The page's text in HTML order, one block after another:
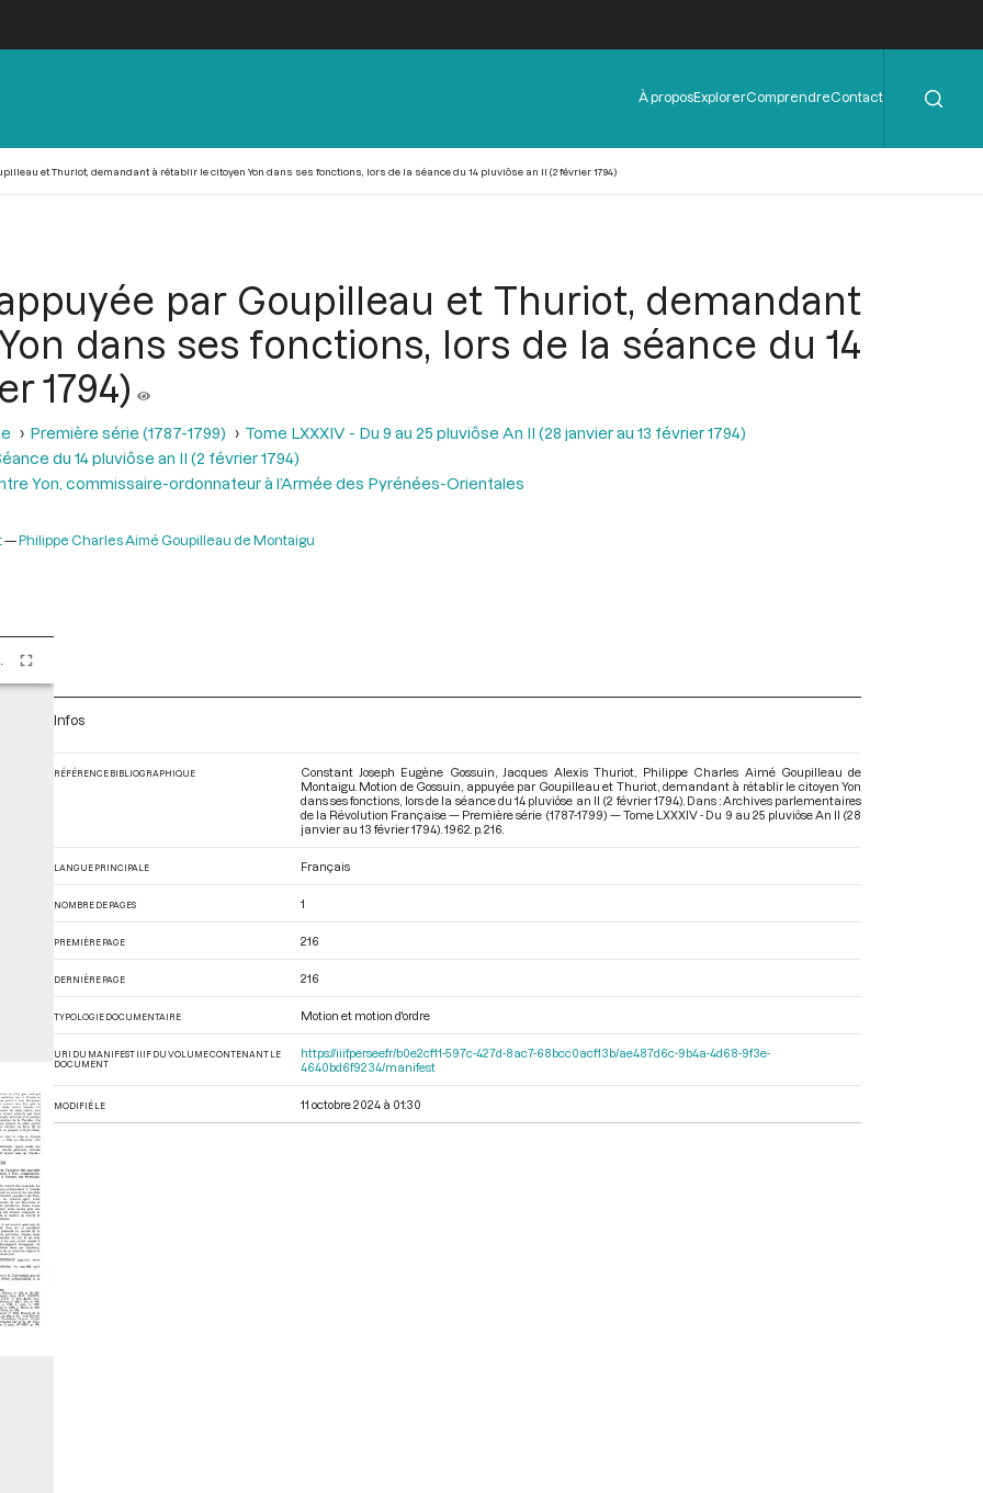
Menu
de
À proposExplorerComprendreContact
et Thuriot, demandant à rétablir le citoyen Yon dans ses fonctions, lors de la séance du 14 pluviôse an II (2 février 1794)
par Goupilleau et Thuriot, demandant
dans ses fonctions, lors de la séance du 14
1794)
Première série (1787-1799)
Tome LXXXIV - Du 9 au 25 pluviôse An II (28 janvier au 13 février 1794)
du 14 pluviôse an II (2 février 1794)
Yon, commissaire-ordonnateur à l’Armée des Pyrénées-Orientales
Philippe Charles Aimé Goupilleau de Montaigu
Infos
RÉFÉRENCE BIBLIOGRAPHIQUE
Constant Joseph Eugène Gossuin, Jacques Alexis Thuriot, Philippe Charles Aimé Goupilleau de
Montaigu. Motion de Gossuin, appuyée par Goupilleau et Thuriot, demandant à rétablir le citoyen Yon
dans ses fonctions, lors de la séance du 14 pluviôse an II (2 février 1794). Dans : Archives parlementaires
de la Révolution Française — Première série (1787-1799) — Tome LXXXIV - Du 9 au 25 pluviôse An II (28
janvier au 13 février 1794) . 1962. p. 216.
LANGUE PRINCIPALE Français
NOMBRE DE PAGES 1
PREMIÈRE PAGE 216
DERNIÈRE PAGE 216
TYPOLOGIE DOCUMENTAIRE Motion et motion d'ordre
URI DU MANIFEST IIIF DU VOLUME CONTENANT LE
DOCUMENT
https://iiif.persee.fr/b0e2cf11-597c-427d-8ac7-68bcc0acf13b/ae487d6c-9b4a-4d68-9f3e-
4640bd6f9234/manifest
MODIFIÉ LE 11 octobre 2024 à 01:30